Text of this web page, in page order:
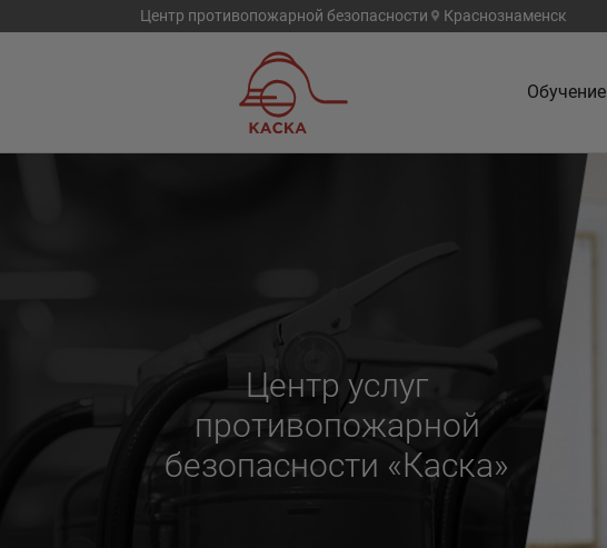
Центр противопожарной безопасности Краснознаменск
Обучение
Центр услуг
противопожарной
безопасности «Каска»